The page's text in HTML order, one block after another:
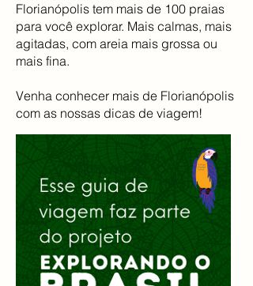
Florianópolis tem mais de 100 praias
para você explorar. Mais calmas, mais
agitadas, com areia mais grossa ou
mais fina.
Venha conhecer mais de Florianópolis
com as nossas dicas de viagem!